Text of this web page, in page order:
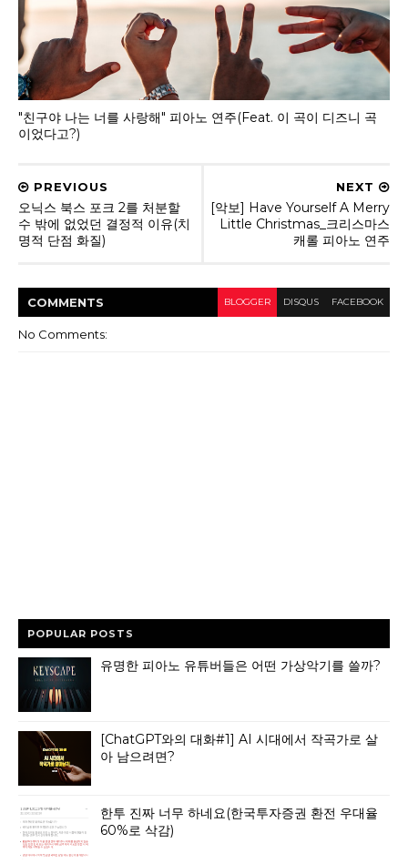
"친구야 나는 너를 사랑해" 피아노 연주(Feat. 이 곡이 디즈니 곡
이었다고?)
NEXT
[악보] Have Yourself A Merry
Little Christmas_크리스마스
캐롤 피아노 연주
PREVIOUS
오닉스 북스 포크 2를 처분할
수 밖에 없었던 결정적 이유(치
명적 단점 화질)
COMMENTS BLOGGER DISQUS FACEBOOK
No Comments:
POPULAR POSTS
유명한 피아노 유튜버들은 어떤 가상악기를 쓸까?
[ChatGPT와의 대화#1] AI 시대에서 작곡가로 살
아 남으려면?
한투 진짜 너무 하네요(한국투자증권 환전 우대율
60%로 삭감)